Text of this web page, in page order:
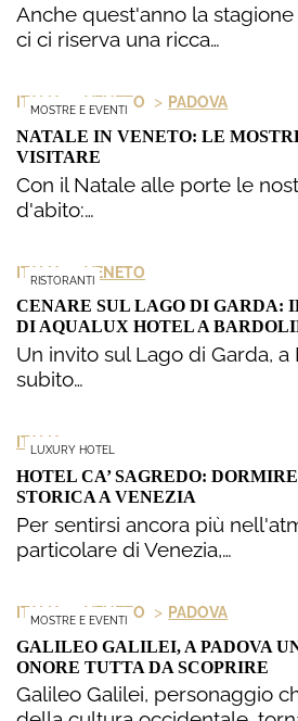
Anche quest'anno la
ci ci riserva una ricca…
MOSTRE E EVENTI
ITALIA > VENETO > PADOVA
NATALE IN VENETO: LE
VISITARE
Con il Natale alle porte le
d'abito:…
RISTORANTI
ITALIA > VENETO
CENARE SUL LAGO DI GARDA:
DI AQUALUX HOTEL A
Un invito sul Lago di Garda,
subito…
LUXURY HOTEL
ITALIA
HOTEL CA’ SAGREDO:
STORICA A VENEZIA
Per sentirsi ancora più
particolare di Venezia,…
MOSTRE E EVENTI
ITALIA > VENETO > PADOVA
GALILEO GALILEI, A PADOVA
ONORE TUTTA DA SCOPRIRE
Galileo Galilei, personaggio